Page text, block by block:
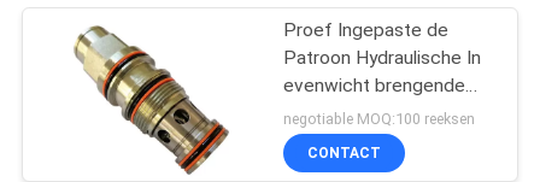
Proef Ingepaste de
Patroon Hydraulische In
evenwicht brengende
Klep van Operated
Hydraulic Control
Kleppen
negotiable MOQ:100 reeksen
CONTACT